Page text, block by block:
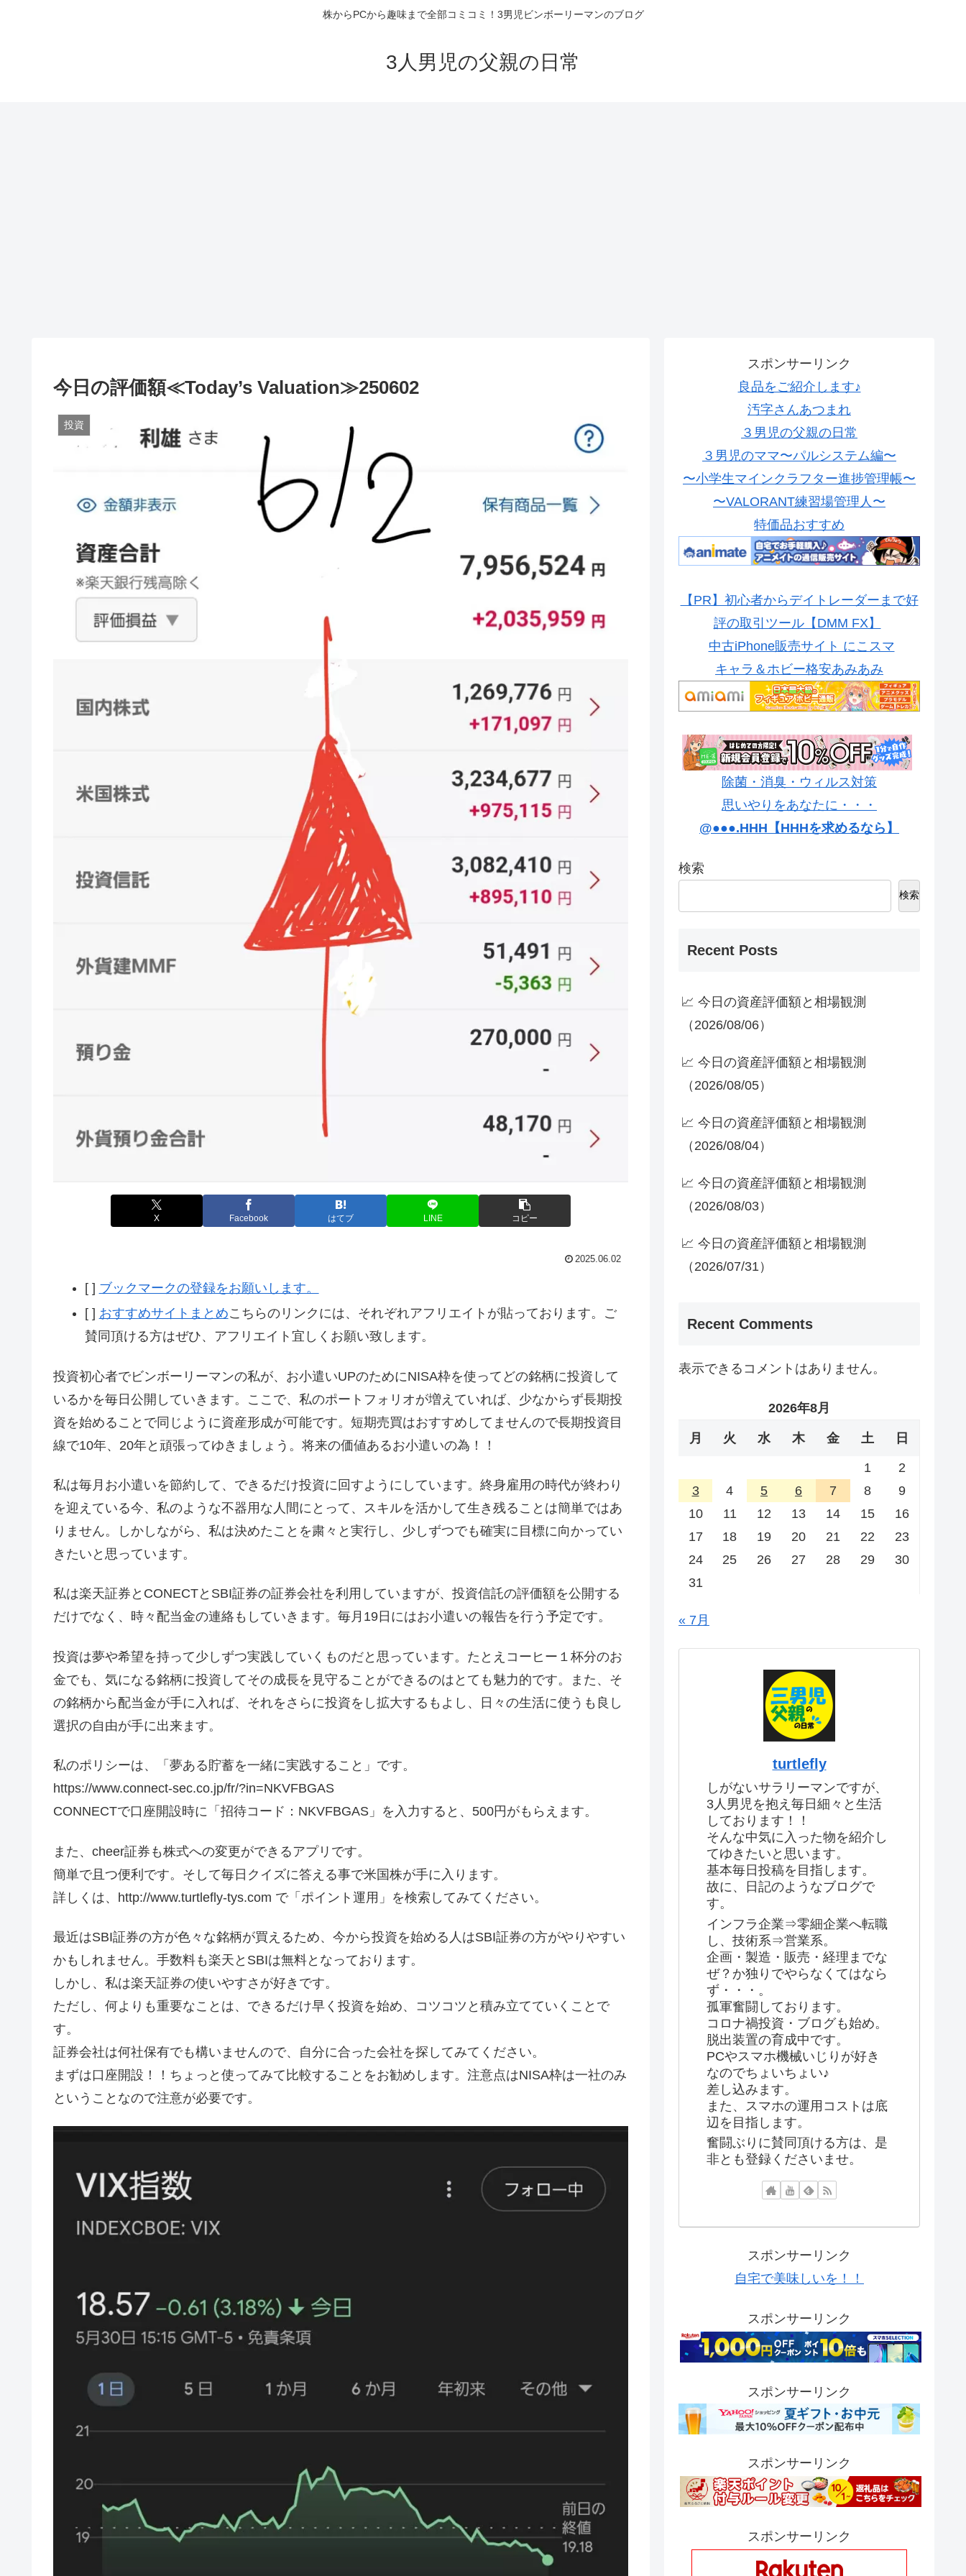
株からPCから趣味まで全部コミコミ！3男児ビンボーリーマンのブログ
3人男児の父親の日常
今日の評価額≪Today’s Valuation≫250602
投資
X Facebook はてブ LINE コピー
2025.06.02
[ ] ブックマークの登録をお願いします。
[ ] おすすめサイトまとめこちらのリンクには、それぞれアフリエイトが貼っております。ご
賛同頂ける方はぜひ、アフリエイト宜しくお願い致します。
投資初心者でビンボーリーマンの私が、お小遣いUPのためにNISA枠を使ってどの銘柄に投資して
いるかを毎日公開していきます。ここで、私のポートフォリオが増えていれば、少なからず長期投
資を始めることで同じように資産形成が可能です。短期売買はおすすめしてませんので長期投資目
線で10年、20年と頑張ってゆきましょう。将来の価値あるお小遣いの為！！
私は毎月お小遣いを節約して、できるだけ投資に回すようにしています。終身雇用の時代が終わり
を迎えている今、私のような不器用な人間にとって、スキルを活かして生き残ることは簡単ではあ
りません。しかしながら、私は決めたことを粛々と実行し、少しずつでも確実に目標に向かってい
きたいと思っています。
私は楽天証券とCONECTとSBI証券の証券会社を利用していますが、投資信託の評価額を公開する
だけでなく、時々配当金の連絡もしていきます。毎月19日にはお小遣いの報告を行う予定です。
投資は夢や希望を持って少しずつ実践していくものだと思っています。たとえコーヒー１杯分のお
金でも、気になる銘柄に投資してその成長を見守ることができるのはとても魅力的です。また、そ
の銘柄から配当金が手に入れば、それをさらに投資をし拡大するもよし、日々の生活に使うも良し
選択の自由が手に出来ます。
私のポリシーは、「夢ある貯蓄を一緒に実践すること」です。
https://www.connect-sec.co.jp/fr/?in=NKVFBGAS
CONNECTで口座開設時に「招待コード：NKVFBGAS」を入力すると、500円がもらえます。
また、cheer証券も株式への変更ができるアプリです。
簡単で且つ便利です。そして毎日クイズに答える事で米国株が手に入ります。
詳しくは、http://www.turtlefly-tys.com で「ポイント運用」を検索してみてください。
最近はSBI証券の方が色々な銘柄が買えるため、今から投資を始める人はSBI証券の方がやりやすい
かもしれません。手数料も楽天とSBIは無料となっております。
しかし、私は楽天証券の使いやすさが好きです。
ただし、何よりも重要なことは、できるだけ早く投資を始め、コツコツと積み立てていくことで
す。
証券会社は何社保有でも構いませんので、自分に合った会社を探してみてください。
まずは口座開設！！ちょっと使ってみて比較することをお勧めします。注意点はNISA枠は一社のみ
ということなので注意が必要です。
スポンサーリンク
良品をご紹介します♪
汚字さんあつまれ
３男児の父親の日常
３男児のママ〜パルシステム編〜
〜小学生マインクラフター進捗管理帳〜
〜VALORANT練習場管理人〜
特価品おすすめ
【PR】初心者からデイトレーダーまで好
評の取引ツール【DMM FX】
中古iPhone販売サイト にこスマ
キャラ＆ホビー格安あみあみ
除菌・消臭・ウィルス対策
思いやりをあなたに・・・
@●●●.HHH【HHHを求めるなら】
検索
検索
Recent Posts
📈 今日の資産評価額と相場観測
（2026/08/06）
📈 今日の資産評価額と相場観測
（2026/08/05）
📈 今日の資産評価額と相場観測
（2026/08/04）
📈 今日の資産評価額と相場観測
（2026/08/03）
📈 今日の資産評価額と相場観測
（2026/07/31）
Recent Comments
表示できるコメントはありません。
2026年8月
月 火 水 木 金 土 日
1
2
3
4 5 6 7 8
9
10
11 12 13 14 15
16
17
18 19 20 21 22
23
24
25 26 27 28 29
30
31
« 7月
turtlefly
しがないサラリーマンですが、
3人男児を抱え毎日細々と生活
しております！！
そんな中気に入った物を紹介し
てゆきたいと思います。
基本毎日投稿を目指します。
故に、日記のようなブログで
す。
インフラ企業⇒零細企業へ転職
し、技術系⇒営業系。
企画・製造・販売・経理までな
ぜ？か独りでやらなくてはなら
ず・・・。
孤軍奮闘しております。
コロナ禍投資・ブログも始め。
脱出装置の育成中です。
PCやスマホ機械いじりが好き
なのでちょいちょい♪
差し込みます。
また、スマホの運用コストは底
辺を目指します。
奮闘ぶりに賛同頂ける方は、是
非とも登録くださいませ。
スポンサーリンク
自宅で美味しいを！！
スポンサーリンク
スポンサーリンク
スポンサーリンク
スポンサーリンク